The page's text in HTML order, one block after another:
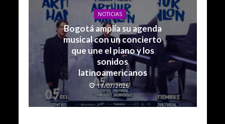
NOTICIAS
Bogotá amplía su agenda
musical con un concierto
que une el piano y los
sonidos
latinoamericanos
17/07/2026